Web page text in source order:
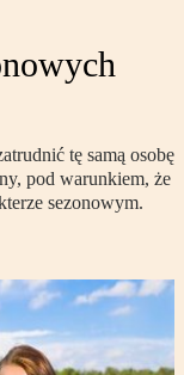
tę samą osobę
pod warunkiem, że
sezonowym.